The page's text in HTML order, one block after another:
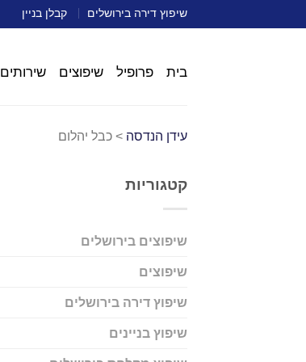
שיפוץ דירה בירושלים קבלן בניין
בית פרופיל שיפוצים שירותים
עידן הנדסה > כבל יהלום
קטגוריות
שיפוצים בירושלים
שיפוצים
שיפוץ דירה בירושלים
שיפוץ בניינים